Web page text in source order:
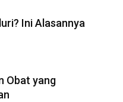
Ini Alasannya
Obat yang